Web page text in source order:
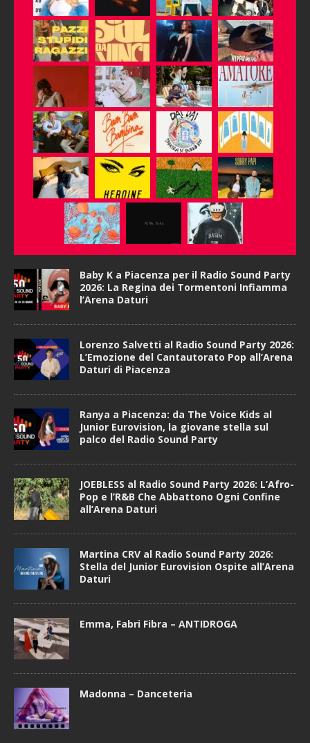
Baby K a Piacenza per il Radio Sound Party
2026: La Regina dei Tormentoni Infiamma
l’Arena Daturi
Lorenzo Salvetti al Radio Sound Party 2026:
L’Emozione del Cantautorato Pop all’Arena
Daturi di Piacenza
Ranya a Piacenza: da The Voice Kids al
Junior Eurovision, la giovane stella sul
palco del Radio Sound Party
JOEBLESS al Radio Sound Party 2026: L’Afro-
Pop e l’R&B Che Abbattono Ogni Confine
all’Arena Daturi
Martina CRV al Radio Sound Party 2026:
Stella del Junior Eurovision Ospite all’Arena
Daturi
Emma, Fabri Fibra – ANTIDROGA
Madonna – Danceteria